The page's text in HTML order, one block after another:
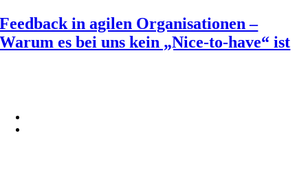
Feedback in agilen Organisationen –
Warum es bei uns kein „Nice-to-have“ ist